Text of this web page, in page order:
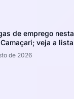
de emprego nesta
veja a lista
de 2026